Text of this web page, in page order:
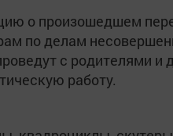
о произошедшем
по делам
с родителями и
работу.